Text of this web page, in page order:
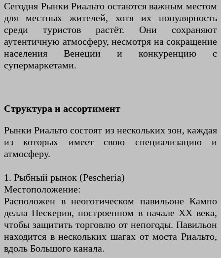
Сегодня Рынки Риальто остаются важным местом
для местных жителей, хотя их популярность
среди туристов растёт. Они сохраняют
аутентичную атмосферу, несмотря на сокращение
населения Венеции и конкуренцию с
супермаркетами.
Структура и ассортимент
Рынки Риальто состоят из нескольких зон, каждая
из которых имеет свою специализацию и
атмосферу.
1. Рыбный рынок (Pescheria)
Местоположение:
Расположен в неоготическом павильоне Кампо
делла Пескерия, построенном в начале XX века,
чтобы защитить торговлю от непогоды. Павильон
находится в нескольких шагах от моста Риальто,
вдоль Большого канала.